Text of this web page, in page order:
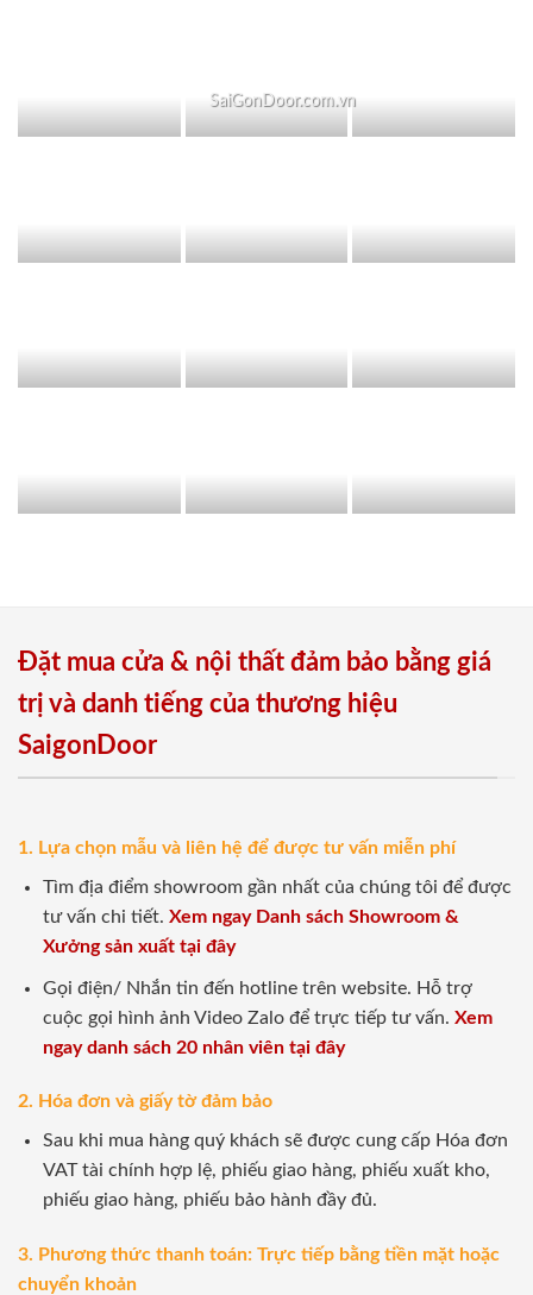
SaiGonDoor.com.vn
Đặt mua cửa & nội thất đảm bảo bằng giá
trị và danh tiếng của thương hiệu
SaigonDoor
1. Lựa chọn mẫu và liên hệ để được tư vấn miễn phí
Tìm địa điểm showroom gần nhất của chúng tôi để được
tư vấn chi tiết. Xem ngay Danh sách Showroom &
Xưởng sản xuất tại đây
Gọi điện/ Nhắn tin đến hotline trên website. Hỗ trợ
cuộc gọi hình ảnh Video Zalo để trực tiếp tư vấn. Xem
ngay danh sách 20 nhân viên tại đây
2. Hóa đơn và giấy tờ đảm bảo
Sau khi mua hàng quý khách sẽ được cung cấp Hóa đơn
VAT tài chính hợp lệ, phiếu giao hàng, phiếu xuất kho,
phiếu giao hàng, phiếu bảo hành đầy đủ.
3. Phương thức thanh toán: Trực tiếp bằng tiền mặt hoặc
chuyển khoản